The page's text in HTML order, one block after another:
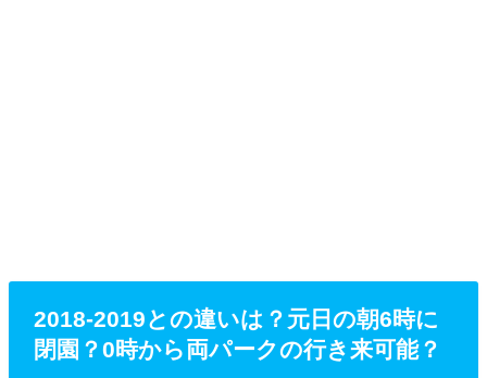
2018-2019との違いは？元日の朝6時に
閉園？0時から両パークの行き来可能？